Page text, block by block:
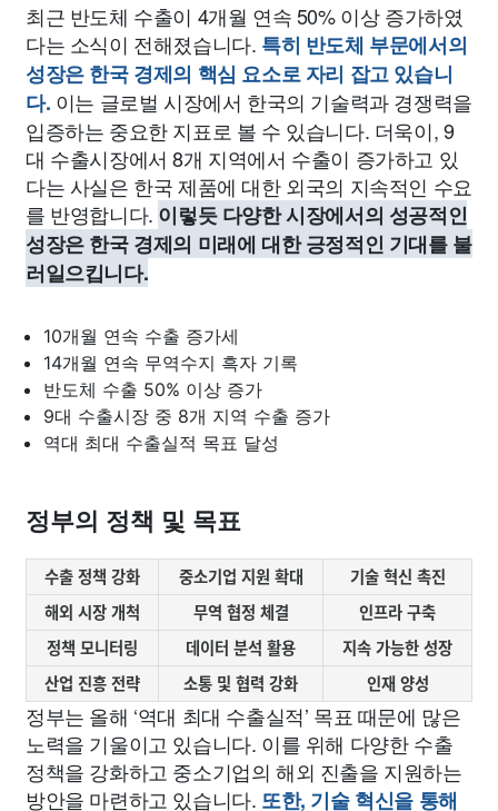
최근 반도체 수출이 4개월 연속 50% 이상 증가하였
다는 소식이 전해졌습니다. 특히 반도체 부문에서의
성장은 한국 경제의 핵심 요소로 자리 잡고 있습니
다. 이는 글로벌 시장에서 한국의 기술력과 경쟁력을
입증하는 중요한 지표로 볼 수 있습니다. 더욱이, 9
대 수출시장에서 8개 지역에서 수출이 증가하고 있
다는 사실은 한국 제품에 대한 외국의 지속적인 수요
를 반영합니다. 이렇듯 다양한 시장에서의 성공적인
성장은 한국 경제의 미래에 대한 긍정적인 기대를 불
러일으킵니다.
10개월 연속 수출 증가세
14개월 연속 무역수지 흑자 기록
반도체 수출 50% 이상 증가
9대 수출시장 중 8개 지역 수출 증가
역대 최대 수출실적 목표 달성
정부의 정책 및 목표
수출 정책 강화 중소기업 지원 확대
기술 혁신 촉진
해외 시장 개척
무역 협정 체결
인프라 구축
정책 모니터링
데이터 분석 활용
지속 가능한 성장
산업 진흥 전략
소통 및 협력 강화 인재 양성
정부는 올해 ‘역대 최대 수출실적’ 목표 때문에 많은
노력을 기울이고 있습니다. 이를 위해 다양한 수출
정책을 강화하고 중소기업의 해외 진출을 지원하는
방안을 마련하고 있습니다. 또한, 기술 혁신을 통해